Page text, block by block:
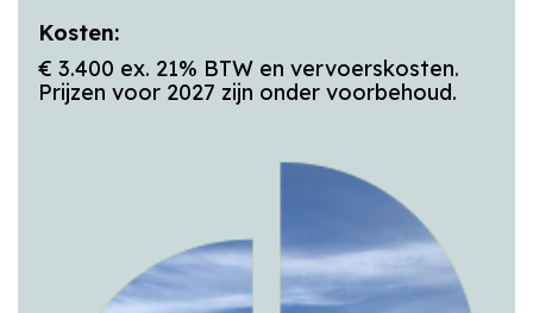
Kosten:
€ 3.400 ex. 21% BTW en vervoerskosten.
Prijzen voor 2027 zijn onder voorbehoud.